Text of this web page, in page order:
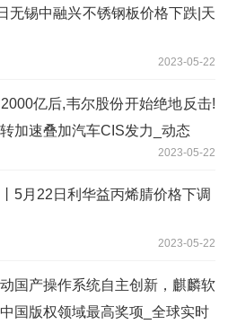
无锡中融兴不锈钢板价格下跌|天
2023-05-22
亿后,韦尔股份开始绝地反击!
加速叠加汽车CIS发力_动态
2023-05-22
5月22日利华益丙烯腈价格下调
2023-05-22
国产操作系统自主创新，麒麟软
国版权领域最高奖项_全球实时